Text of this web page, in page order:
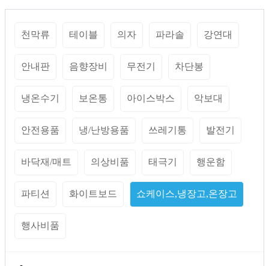
천막류 테이블 의자 파라솔 강연대
안내판 음향장비 무전기 차단봉
냉온수기 보온통 아이스박스 악보대
안전용품 냉/난방용품 쓰레기통 발전기
바닥재/매트 의상비품 태극기 행운함
파티션 화이트보드 쇼케이스,냉장고,온장고
행사비품